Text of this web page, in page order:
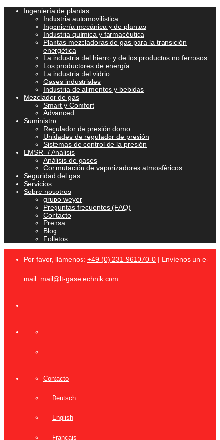
Ingeniería de plantas
Industria automovilística
Ingeniería mecánica y de plantas
Industria química y farmacéutica
Plantas mezcladoras de gas para la transición
energética
La industria del hierro y de los productos no ferrosos
Los productores de energía
La industria del vidrio
Gases industriales
Industria de alimentos y bebidas
Mezclador de gas
Smart y Comfort
Advanced
Suministro
Regulador de presión domo
Unidades de regulador de presión
Sistemas de control de la presión
EMSR- / Análisis
Análisis de gases
Conmutación de vaporizadores atmosféricos
Seguridad del gas
Servicios
Sobre nosotros
grupo weyer
Preguntas frecuentes (FAQ)
Contacto
Prensa
Blog
Folletos
Por favor, llámenos: +49 (0) 231 961070-0 | Envíenos un e-
mail: mail@lt-gasetechnik.com
Contacto
Deutsch
English
Français